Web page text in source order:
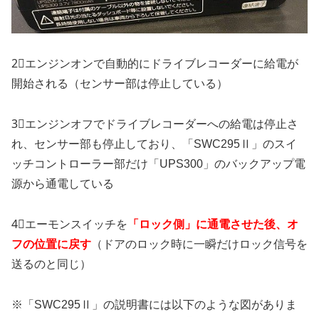
2⃣エンジンオンで自動的にドライブレコーダーに給電が
開始される（センサー部は停止している）
3⃣エンジンオフでドライブレコーダーへの給電は停止さ
れ、センサー部も停止しており、「SWC295Ⅱ」のスイ
ッチコントローラー部だけ「UPS300」のバックアップ電
源から通電している
4⃣エーモンスイッチを 「ロック側」に通電させた後、オ
フの位置に戻す （ドアのロック時に一瞬だけロック信号を
送るのと同じ）
※「SWC295Ⅱ」の説明書には以下のような図がありま